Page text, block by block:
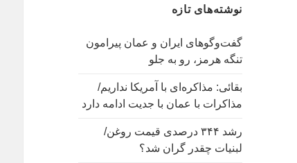
نوشته‌های تازه
گفت‌وگوهای ایران و عمان پیرامون
تنگه هرمز، رو به جلو
بقائی: مذاکره‌ای با آمریکا نداریم/
مذاکرات با عمان با جدیت ادامه دارد
رشد ۳۴۴ درصدی قیمت روغن/
لبنیات چقدر گران شد؟